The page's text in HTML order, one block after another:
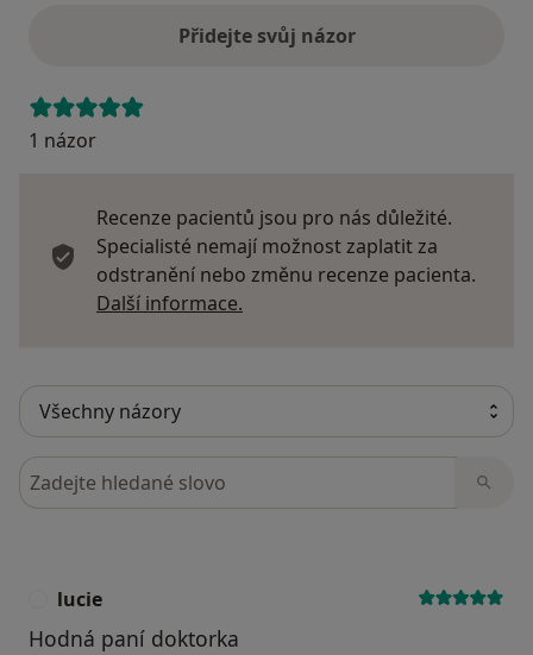
Přidejte svůj názor
1 názor
Recenze pacientů jsou pro nás důležité.
Specialisté nemají možnost zaplatit za
odstranění nebo změnu recenze pacienta.
Další informace.
Hledejte v názorech
lucie
Hodná paní doktorka